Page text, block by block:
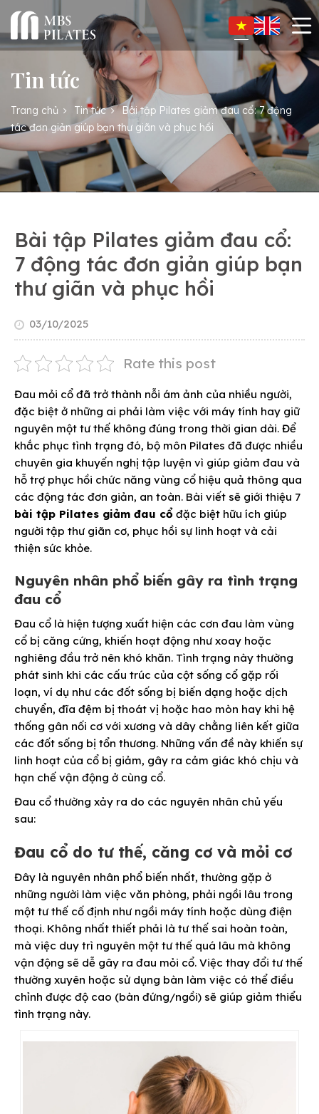
Tin tức
Trang chủ Tin tức
Bài tập Pilates giảm đau cổ: 7 động
tác đơn giản giúp bạn thư giãn và phục hồi
Bài tập Pilates giảm đau cổ:
7 động tác đơn giản giúp bạn
thư giãn và phục hồi
03/10/2025
Rate this post
Đau mỏi cổ đã trở thành nỗi ám ảnh của nhiều người,
đặc biệt ở những ai phải làm việc với máy tính hay giữ
nguyên một tư thế không đúng trong thời gian dài. Để
khắc phục tình trạng đó, bộ môn Pilates đã được nhiều
chuyên gia khuyến nghị tập luyện vì giúp giảm đau và
hỗ trợ phục hồi chức năng vùng cổ hiệu quả thông qua
các động tác đơn giản, an toàn. Bài viết sẽ giới thiệu 7
bài tập Pilates giảm đau cổ đặc biệt hữu ích giúp
người tập thư giãn cơ, phục hồi sự linh hoạt và cải
thiện sức khỏe.
Nguyên nhân phổ biến gây ra tình trạng
đau cổ
Đau cổ là hiện tượng xuất hiện các cơn đau làm vùng
cổ bị căng cứng, khiến hoạt động như xoay hoặc
nghiêng đầu trở nên khó khăn. Tình trạng này thường
phát sinh khi các cấu trúc của cột sống cổ gặp rối
loạn, ví dụ như các đốt sống bị biến dạng hoặc dịch
chuyển, đĩa đệm bị thoát vị hoặc hao mòn hay khi hệ
thống gân nối cơ với xương và dây chằng liên kết giữa
các đốt sống bị tổn thương. Những vấn đề này khiến sự
linh hoạt của cổ bị giảm, gây ra cảm giác khó chịu và
hạn chế vận động ở cùng cổ.
Đau cổ thường xảy ra do các nguyên nhân chủ yếu
sau:
Đau cổ do tư thế, căng cơ và mỏi cơ
Đây là nguyên nhân phổ biến nhất, thường gặp ở
những người làm việc văn phòng, phải ngồi lâu trong
một tư thế cố định như ngồi máy tính hoặc dùng điện
thoại. Không nhất thiết phải là tư thế sai hoàn toàn,
mà việc duy trì nguyên một tư thế quá lâu mà không
vận động sẽ dễ gây ra đau mỏi cổ. Việc thay đổi tư thế
thường xuyên hoặc sử dụng bàn làm việc có thể điều
chỉnh được độ cao (bàn đứng/ngồi) sẽ giúp giảm thiểu
tình trạng này.